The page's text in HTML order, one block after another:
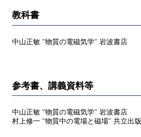
教科書
中山正敏 "物質の電磁気学" 岩波書店
参考書、講義資料等
中山正敏 "物質の電磁気学" 岩波書店
村上修一 "物質中の電場と磁場" 共立出版